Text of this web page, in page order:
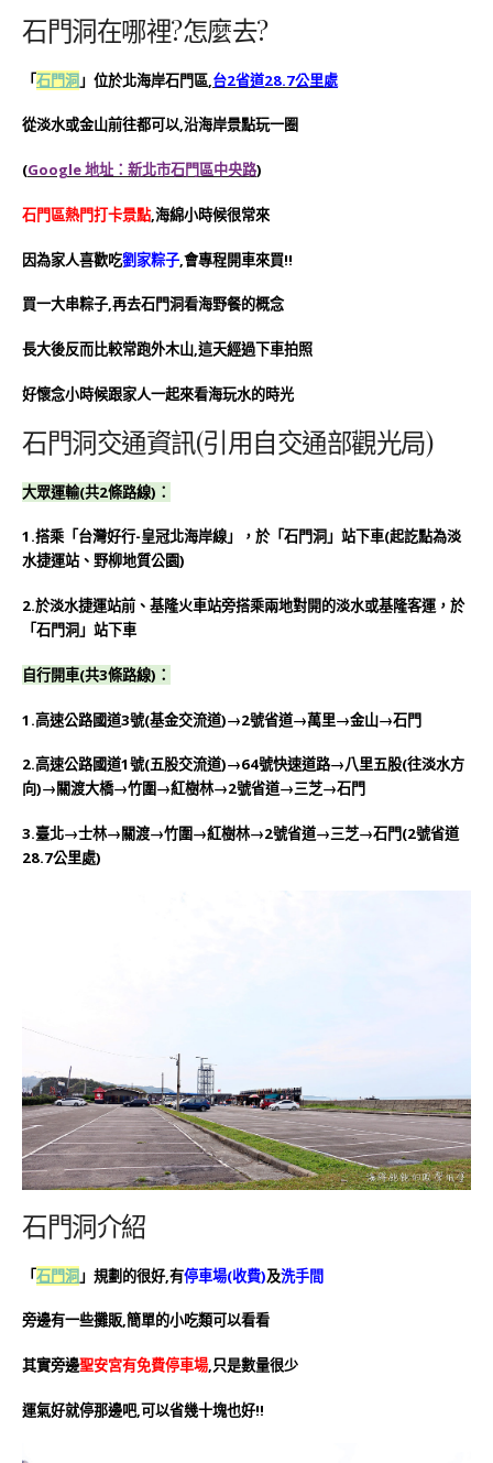
石門洞在哪裡?怎麼去?
「石門洞」位於北海岸石門區, 台2省道28.7公里處
從淡水或金山前往都可以,沿海岸景點玩一圈
(Google 地址：新北市石門區中央路)
石門區熱門打卡景點,海綿小時候很常來
因為家人喜歡吃劉家粽子 ,會專程開車來買!!
買一大串粽子,再去石門洞看海野餐的概念
長大後反而比較常跑外木山,這天經過下車拍照
好懷念小時候跟家人一起來看海玩水的時光
石門洞交通資訊(引用自交通部觀光局)
大眾運輸(共2條路線)：
1.搭乘「台灣好行-皇冠北海岸線」，於「石門洞」站下車(起訖點為淡
水捷運站、野柳地質公園)
2.於淡水捷運站前、基隆火車站旁搭乘兩地對開的淡水或基隆客運，於
「石門洞」站下車
自行開車(共3條路線)：
1.高速公路國道3號(基金交流道)→2號省道→萬里→金山→石門
2.高速公路國道1號(五股交流道)→64號快速道路→八里五股(往淡水方
向)→關渡大橋→竹圍→紅樹林→2號省道→三芝→石門
3.臺北→士林→關渡→竹圍→紅樹林→2號省道→三芝→石門(2號省道
28.7公里處)
石門洞介紹
「石門洞」規劃的很好,有停車場(收費)及洗手間
旁邊有一些攤販,簡單的小吃類可以看看
其實旁邊聖安宮有免費停車場,只是數量很少
運氣好就停那邊吧,可以省幾十塊也好!!